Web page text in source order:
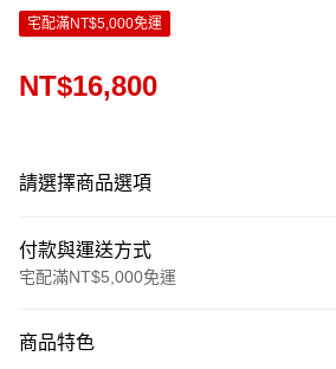
宅配滿NT$5,000免運
NT$16,800
請選擇商品選項
付款與運送方式
宅配滿NT$5,000免運
信用卡一次付款
商品特色